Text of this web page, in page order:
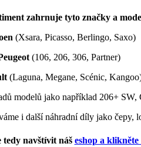
zahrnuje tyto značky a
(Xsara, Picasso, Berlingo, Saxo)
(106, 206, 306, Partner)
(Laguna, Megane, Scénic,
modelů jako například 206+ SW,
i další náhradní díly jako čepy,
tedy navštívit náš eshop a klikněte